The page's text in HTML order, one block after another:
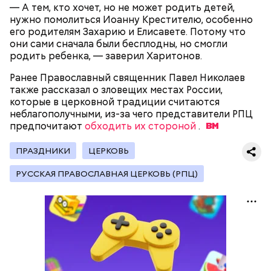
— А тем, кто хочет, но не может родить детей,
нужно помолиться Иоанну Крестителю, особенно
его родителям Захарию и Елисавете. Потому что
они сами сначала были бесплодны, но смогли
родить ребенка, — заверил Харитонов.
Ранее Православный священник Павел Николаев
также рассказал о зловещих местах России,
которые в церковной традиции считаются
неблагополучными, из-за чего представители РПЦ
предпочитают обходить их стороной.
ПРАЗДНИКИ ЦЕРКОВЬ
РУССКАЯ ПРАВОСЛАВНАЯ ЦЕРКОВЬ (РПЦ)
Поляков предупредил: не стоит собирать грибы у
обочин дорог или рядом с промышленными
предприятиями, так как они могут накапливать в
себе токсические вещества.
— Может пробить заряд на человека. Нужно вести
себя очень осторожно, будто увидели дикого
зверя, затаиться, — добавил академик.
отразиться на предстоящем лете
в России
Одним из запоминающихся событий того периода
для Макеева стал футбольный матч между
киевским «Динамо» и мадридским «Атлетико»,
который состоялся 3 мая в Киеве. Полк Макеева жил
в палатках в лесу около Варовичей, в 12 километрах
от Припяти. А солдатам очень хотелось увидеть
партийной организации колхоза и попросил
одолжить телевизор.
смогли посмотреть матч, — вспоминает он.